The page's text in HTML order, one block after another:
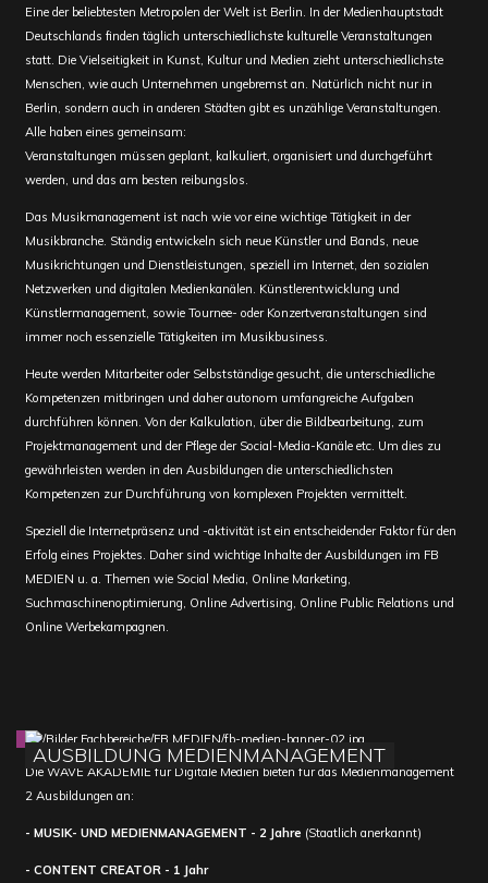
Eine der beliebtesten Metropolen der Welt ist Berlin. In der Medienhauptstadt
Deutschlands finden täglich unterschiedlichste kulturelle Veranstaltungen
statt. Die Vielseitigkeit in Kunst, Kultur und Medien zieht unterschiedlichste
Menschen, wie auch Unternehmen ungebremst an. Natürlich nicht nur in
Berlin, sondern auch in anderen Städten gibt es unzählige Veranstaltungen.
Alle haben eines gemeinsam:
Veranstaltungen müssen geplant, kalkuliert, organisiert und durchgeführt
werden, und das am besten reibungslos.
Das Musikmanagement ist nach wie vor eine wichtige Tätigkeit in der
Musikbranche. Ständig entwickeln sich neue Künstler und Bands, neue
Musikrichtungen und Dienstleistungen, speziell im Internet, den sozialen
Netzwerken und digitalen Medienkanälen. Künstlerentwicklung und
Künstlermanagement, sowie Tournee- oder Konzertveranstaltungen sind
immer noch essenzielle Tätigkeiten im Musikbusiness.
Heute werden Mitarbeiter oder Selbstständige gesucht, die unterschiedliche
Kompetenzen mitbringen und daher autonom umfangreiche Aufgaben
durchführen können. Von der Kalkulation, über die Bildbearbeitung, zum
Projektmanagement und der Pflege der Social-Media-Kanäle etc. Um dies zu
gewährleisten werden in den Ausbildungen die unterschiedlichsten
Kompetenzen zur Durchführung von komplexen Projekten vermittelt.
Speziell die Internetpräsenz und -aktivität ist ein entscheidender Faktor für den
Erfolg eines Projektes. Daher sind wichtige Inhalte der Ausbildungen im FB
MEDIEN u. a. Themen wie Social Media, Online Marketing,
Suchmaschinenoptimierung, Online Advertising, Online Public Relations und
Online Werbekampagnen.
AUSBILDUNG MEDIENMANAGEMENT
Die WAVE AKADEMIE für Digitale Medien bieten für das Medienmanagement
2 Ausbildungen an:
- MUSIK- UND MEDIENMANAGEMENT - 2 Jahre (Staatlich anerkannt)
- CONTENT CREATOR - 1 Jahr